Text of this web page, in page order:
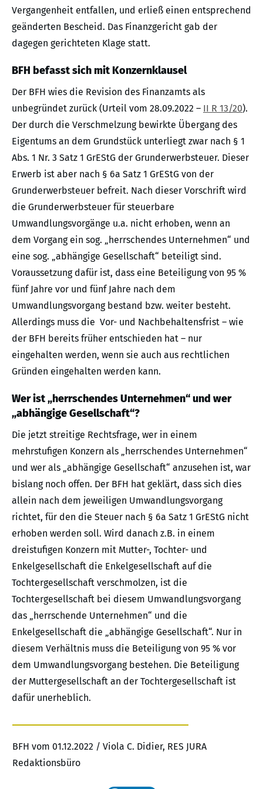
Vergangenheit entfallen, und erließ einen entsprechend
geänderten Bescheid. Das Finanzgericht gab der
dagegen gerichteten Klage statt.
BFH befasst sich mit Konzernklausel
Der BFH wies die Revision des Finanzamts als
unbegründet zurück (Urteil vom 28.09.2022 – II R 13/20).
Der durch die Verschmelzung bewirkte Übergang des
Eigentums an dem Grundstück unterliegt zwar nach § 1
Abs. 1 Nr. 3 Satz 1 GrEStG der Grunderwerbsteuer. Dieser
Erwerb ist aber nach § 6a Satz 1 GrEStG von der
Grunderwerbsteuer befreit. Nach dieser Vorschrift wird
die Grunderwerbsteuer für steuerbare
Umwandlungsvorgänge u.a. nicht erhoben, wenn an
dem Vorgang ein sog. „herrschendes Unternehmen“ und
eine sog. „abhängige Gesellschaft“ beteiligt sind.
Voraussetzung dafür ist, dass eine Beteiligung von 95 %
fünf Jahre vor und fünf Jahre nach dem
Umwandlungsvorgang bestand bzw. weiter besteht.
Allerdings muss die Vor- und Nachbehaltensfrist – wie
der BFH bereits früher entschieden hat – nur
eingehalten werden, wenn sie auch aus rechtlichen
Gründen eingehalten werden kann.
Wer ist „herrschendes Unternehmen“ und wer
„abhängige Gesellschaft“?
Die jetzt streitige Rechtsfrage, wer in einem
mehrstufigen Konzern als „herrschendes Unternehmen“
und wer als „abhängige Gesellschaft“ anzusehen ist, war
bislang noch offen. Der BFH hat geklärt, dass sich dies
allein nach dem jeweiligen Umwandlungsvorgang
richtet, für den die Steuer nach § 6a Satz 1 GrEStG nicht
erhoben werden soll. Wird danach z.B. in einem
dreistufigen Konzern mit Mutter-, Tochter- und
Enkelgesellschaft die Enkelgesellschaft auf die
Tochtergesellschaft verschmolzen, ist die
Tochtergesellschaft bei diesem Umwandlungsvorgang
das „herrschende Unternehmen“ und die
Enkelgesellschaft die „abhängige Gesellschaft“. Nur in
diesem Verhältnis muss die Beteiligung von 95 % vor
dem Umwandlungsvorgang bestehen. Die Beteiligung
der Muttergesellschaft an der Tochtergesellschaft ist
dafür unerheblich.
BFH vom 01.12.2022 / Viola C. Didier, RES JURA
Redaktionsbüro